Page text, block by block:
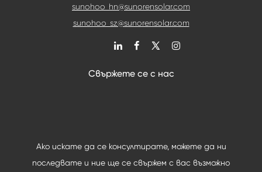
sunohoo_hn@sunorensolar.com
sunohoo_sz@sunorensolar.com

Свържете се с нас
Ако искате да се консултирате, можете да ни
последвате и ние ще се свържем с вас възможно